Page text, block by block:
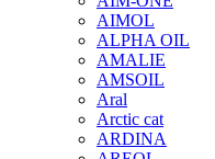
AIMOL
ALPHA OIL
AMALIE
AMSOIL
Aral
Arctic cat
ARDINA